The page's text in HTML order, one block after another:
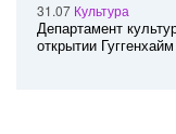
31.07 Культура
Департамент
открытии